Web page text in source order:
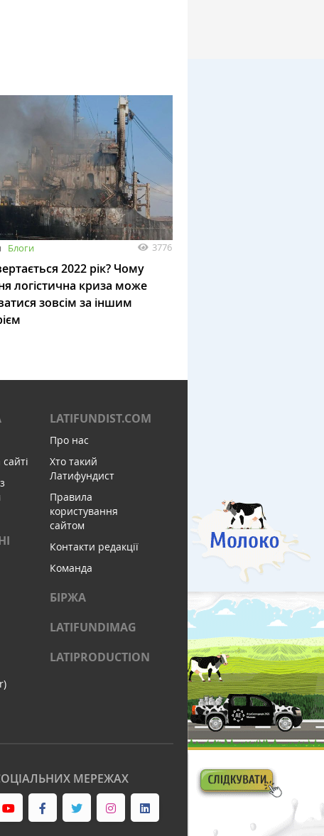
Блоги 3776
2022 рік? Чому
логістична криза може
зовсім за іншим
LATIFUNDIST.COM
Про нас
Хто такий
Латифундист
Правила
користування
сайтом
Контакти редакції
Команда
БІРЖА
LATIFUNDIMAG
LATIPRODUCTION
МЕРЕЖАХ